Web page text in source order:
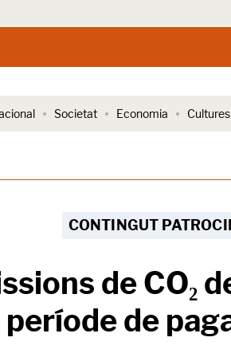
Societat Economia Cultures
CONTINGUT
de CO₂
de